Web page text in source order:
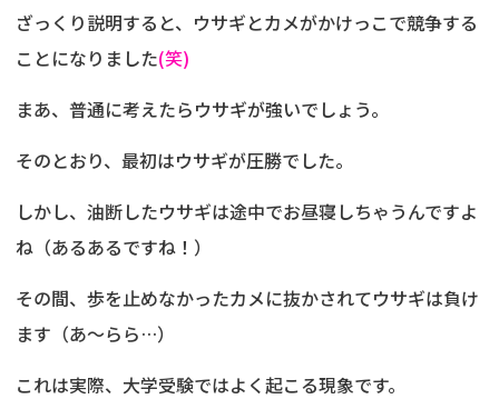
ざっくり説明すると、ウサギとカメがかけっこで競争する
ことになりました(笑)
まあ、普通に考えたらウサギが強いでしょう。
そのとおり、最初はウサギが圧勝でした。
しかし、油断したウサギは途中でお昼寝しちゃうんですよ
ね（あるあるですね！）
その間、歩を止めなかったカメに抜かされてウサギは負け
ます（あ～らら…）
これは実際、大学受験ではよく起こる現象です。